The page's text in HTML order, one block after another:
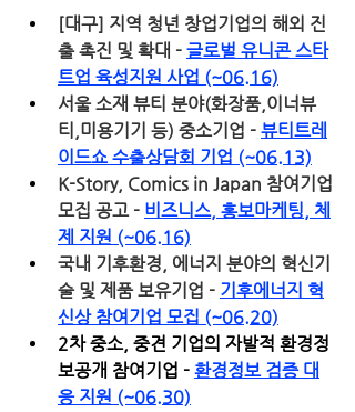
[대구] 지역 청년 창업기업의 해외 진
출 촉진 및 확대 - 글로벌 유니콘 스타
트업 육성지원 사업 (~06.16)
서울 소재 뷰티 분야(화장품,이너뷰
티,미용기기 등) 중소기업 - 뷰티트레
이드쇼 수출상담회 기업 (~06.13)
K-Story, Comics in Japan 참여기업
모집 공고 - 비즈니스, 홍보마케팅, 체
제 지원 (~06.16)
국내 기후환경, 에너지 분야의 혁신기
술 및 제품 보유기업 - 기후에너지 혁
신상 참여기업 모집 (~06.20)
2차 중소, 중견 기업의 자발적 환경정
보공개 참여기업 - 환경정보 검증 대
응 지원 (~06.30)